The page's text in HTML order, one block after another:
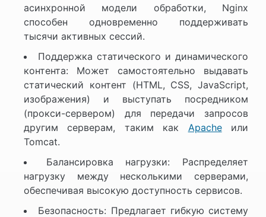
асинхронной модели обработки, Nginx
способен одновременно поддерживать
тысячи активных сессий.
Поддержка статического и динамического
контента: Может самостоятельно выдавать
статический контент (HTML, CSS, JavaScript,
изображения) и выступать посредником
(прокси-сервером) для передачи запросов
другим серверам, таким как Apacheили
Tomcat.
Балансировка нагрузки: Распределяет
нагрузку между несколькими серверами,
обеспечивая высокую доступность сервисов.
Безопасность: Предлагает гибкую систему